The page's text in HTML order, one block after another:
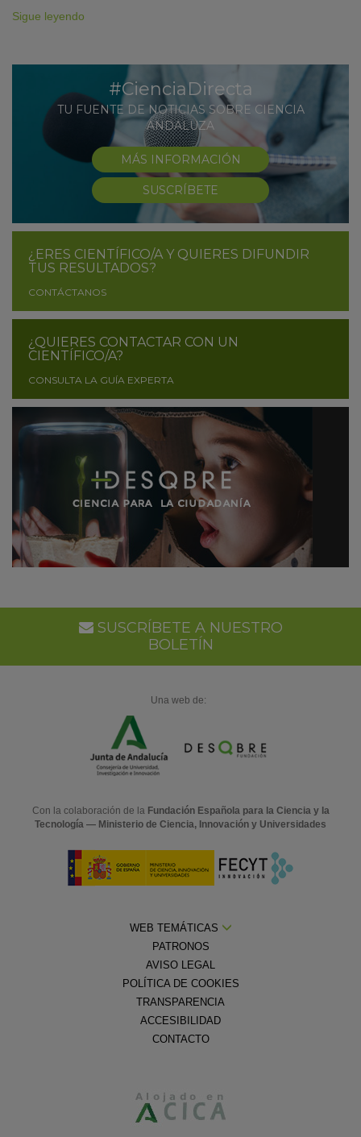
Sigue leyendo
#CienciaDirecta
TU FUENTE DE NOTICIAS SOBRE CIENCIA
ANDALUZA
MÁS INFORMACIÓN
SUSCRÍBETE
¿ERES CIENTÍFICO/A Y QUIERES DIFUNDIR
TUS RESULTADOS?
CONTÁCTANOS
¿QUIERES CONTACTAR CON UN
CIENTÍFICO/A?
CONSULTA LA GUÍA EXPERTA
SUSCRÍBETE A NUESTRO
BOLETÍN
Una web de:
Con la colaboración de la Fundación Española para la Ciencia y la
Tecnología — Ministerio de Ciencia, Innovación y Universidades
WEB TEMÁTICAS
PATRONOS
AVISO LEGAL
POLÍTICA DE COOKIES
TRANSPARENCIA
ACCESIBILIDAD
CONTACTO